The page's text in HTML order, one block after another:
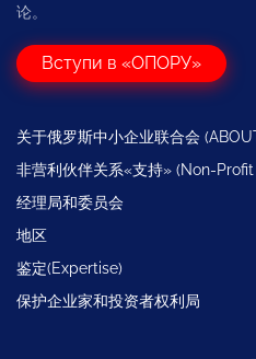
论。
Вступи в «ОПОРУ»
关于俄罗斯中小企业联合会
非营利伙伴关系«支持» (Non-Profit
经理局和委员会
地区
鉴定(Expertise)
保护企业家和投资者权利局